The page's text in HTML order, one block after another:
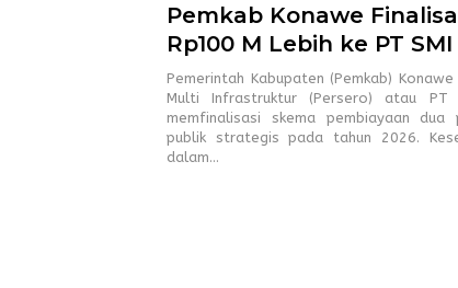
Pemkab Konawe
Rp100 M Lebih ke PT
RSUD dan Pasar Induk
Pemerintah Kabupaten (Pemkab)
Multi Infrastruktur (Persero) atau PT
memfinalisasi skema pembiayaan dua
publik strategis pada tahun 2026.
dalam…